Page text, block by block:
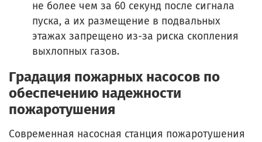
не более чем за 60 секунд после сигнала
пуска, а их размещение в подвальных
этажах запрещено из-за риска скопления
выхлопных газов.
Градация пожарных насосов по
обеспечению надежности
пожаротушения
Современная насосная станция пожаротушения